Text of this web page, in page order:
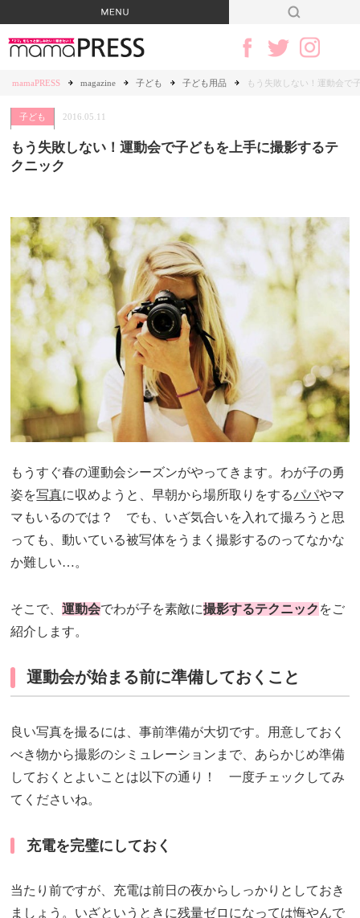
mamaPRESS magazine 子ども 子ども用品 もう失敗しない！運動会で
子ども 2016.05.11
もう失敗しない！運動会で子どもを上手に撮影するテ
クニック
もうすぐ春の運動会シーズンがやってきます。わが子の勇
姿を写真に収めようと、早朝から場所取りをするパパやマ
マもいるのでは？ でも、いざ気合いを入れて撮ろうと思
っても、動いている被写体をうまく撮影するのってなかな
か難しい…。
そこで、運動会でわが子を素敵に撮影するテクニック をご
紹介します。
運動会が始まる前に準備しておくこと
良い写真を撮るには、事前準備が大切です。用意しておく
べき物から撮影のシミュレーションまで、あらかじめ準備
しておくとよいことは以下の通り！ 一度チェックしてみ
てくださいね。
充電を完璧にしておく
当たり前ですが、充電は前日の夜からしっかりとしておき
ましょう。いざというときに残量ゼロになっては悔やんで